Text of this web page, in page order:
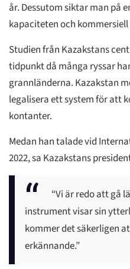
år. Dessutom siktar man på
kapaciteten och
Studien från Kazakstans
tidpunkt då många ryssar
grannländerna. Kazakstan
legalisera ett system för att
kontanter.
Medan han talade vid
2022, sa Kazakstans
“Vi är redo att gå
instrument visar sin
kommer det säkerligen
erkännande.”